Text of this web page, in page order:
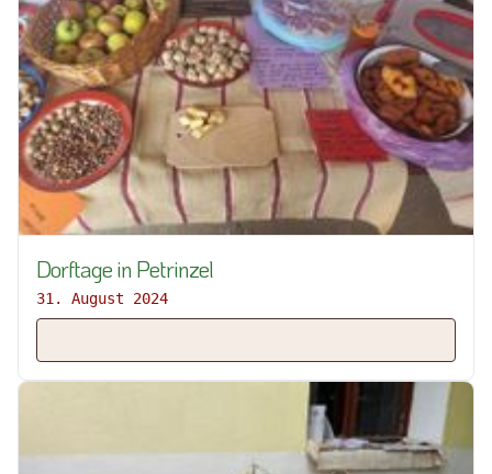
Dorftage in Petrinzel
31. August 2024